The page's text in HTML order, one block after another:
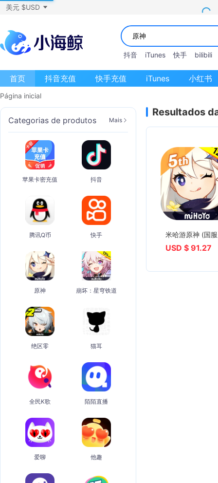
美元 $USD
抖音 iTunes 快手 bilibili
首页 抖音充值 快手充值 iTunes 小红书
Página inicial
Categorias de produtos Mais
苹果卡密充值 抖音
腾讯Q币 快手
原神 崩坏：星穹铁道
绝区零 猫耳
全民K歌 陌陌直播
爱聊 他趣
Resultados
米哈游原神 (国
USD $ 91.27